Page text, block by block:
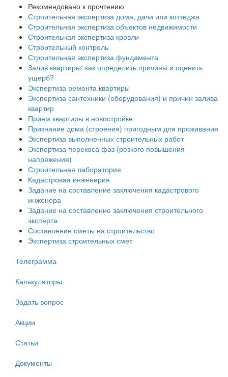
Рекомендовано к прочтению
Строительная экспертиза дома, дачи или коттеджа
Строительная экспертиза объектов недвижимости
Строительная экспертиза кровли
Строительный контроль
Строительная экспертиза фундамента
Залив квартиры: как определить причины и оценить
ущерб?
Экспертиза ремонта квартиры
Экспертиза сантехники (оборудования) и причин залива
квартир
Прием квартиры в новостройке
Признание дома (строения) пригодным для проживания
Экспертиза выполненных строительных работ
Экспертиза перекоса фаз (резкого повышения
напряжения)
Строительная лаборатория
Кадастровая инженерия
Задание на составление заключения кадастрового
инженера
Задание на составление заключения строительного
эксперта
Составление сметы на строительство
Экспертиза строительных смет
Телеграмма
Калькуляторы
Задать вопрос
Акции
Статьи
Документы